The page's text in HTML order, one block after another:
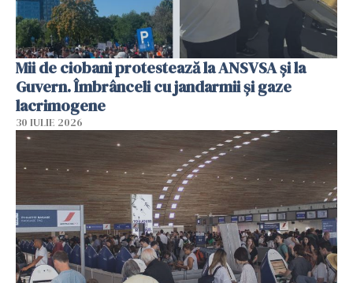
Mii de ciobani protestează la ANSVSA și la
Guvern. Îmbrânceli cu jandarmii și gaze
lacrimogene
30 IULIE 2026